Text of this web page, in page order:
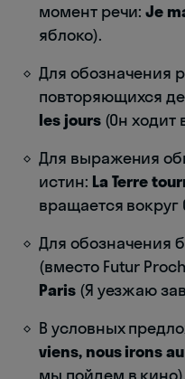
момент речи:Je
яблоко).
Для обозначения
повторяющихся
les jours(Он ходит
Для выражения
истин: La Terre
вращается вокруг
Для обозначения
(вместо Futur
Paris(Я уезжаю
В условных
viens, nous irons